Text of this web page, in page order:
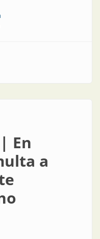
| Datos relevantes
En
a